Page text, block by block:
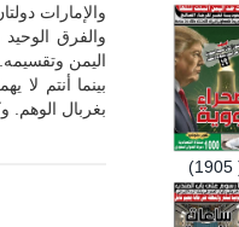
والإمارات
والفرق
اليمن وتقسيمه.
بينما أنتم لا
بغربال الوهم.